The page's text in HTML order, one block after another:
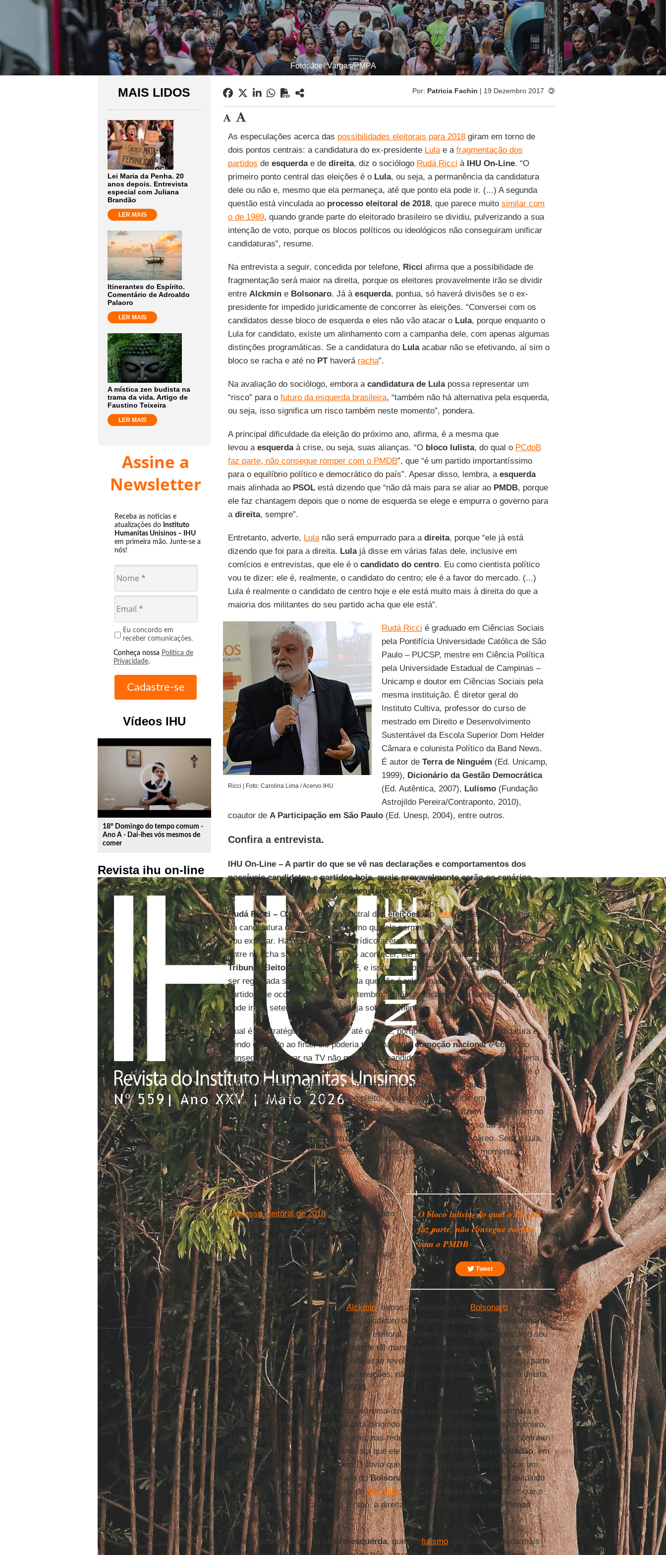
Foto: Joel Vargas/PMPA
MAIS LIDOS
Lei Maria da Penha. 20
anos depois. Entrevista
especial com Juliana
Brandão
LER MAIS
Itinerantes do Espírito.
Comentário de Adroaldo
Palaoro
LER MAIS
A mística zen budista na
trama da vida. Artigo de
Faustino Teixeira
LER MAIS
Assine a
Newsletter
Receba as notícias e
atualizações do Instituto
Humanitas Unisinos – IHU
em primeira mão. Junte-se a
nós!
Eu concordo em
receber comunicações.
Conheça nossa Política de
Privacidade.
Vídeos IHU
play_circle_outline
18º Domingo do tempo comum -
Ano A - Dai-lhes vós mesmos de
comer
Revista ihu on-line
Por: Patricia Fachin | 19 Dezembro 2017
As especulações acerca das possibilidades eleitorais para 2018giram em torno de
dois pontos centrais: a candidatura do ex-presidente Lulae a fragmentação dos
partidos de esquerdae de direita, diz o sociólogo Rudá Ricci à IHU On-Line. “O
primeiro ponto central das eleições é o Lula, ou seja, a permanência da candidatura
dele ou não e, mesmo que ela permaneça, até que ponto ela pode ir. (...) A segunda
questão está vinculada ao processo eleitoral de 2018, que parece muito similar com
o de 1989, quando grande parte do eleitorado brasileiro se dividiu, pulverizando a sua
intenção de voto, porque os blocos políticos ou ideológicos não conseguiram unificar
candidaturas”, resume.
Na entrevista a seguir, concedida por telefone, Ricci afirma que a possibilidade de
fragmentação será maior na direita, porque os eleitores provavelmente irão se dividir
entre Alckmine Bolsonaro. Já à esquerda, pontua, só haverá divisões se o ex-
presidente for impedido juridicamente de concorrer às eleições. “Conversei com os
candidatos desse bloco de esquerda e eles não vão atacar o Lula, porque enquanto o
Lula for candidato, existe um alinhamento com a campanha dele, com apenas algumas
distinções programáticas. Se a candidatura do Lulaacabar não se efetivando, aí sim o
bloco se racha e até no PThaverá racha”.
Na avaliação do sociólogo, embora a candidatura de Lulapossa representar um
“risco” para o futuro da esquerda brasileira, “também não há alternativa pela esquerda,
ou seja, isso significa um risco também neste momento”, pondera.
A principal dificuldade da eleição do próximo ano, afirma, é a mesma que
levou a esquerdaà crise, ou seja, suas alianças. “O bloco lulista, do qual o PCdoB
faz parte, não consegue romper com o PMDB”, que “é um partido importantíssimo
para o equilíbrio político e democrático do país”. Apesar disso, lembra, a esquerda
mais alinhada ao PSOLestá dizendo que “não dá mais para se aliar ao PMDB, porque
ele faz chantagem depois que o nome de esquerda se elege e empurra o governo para
a direita, sempre”.
Entretanto, adverte, Lulanão será empurrado para a direita, porque “ele já está
dizendo que foi para a direita. Lulajá disse em várias falas dele, inclusive em
comícios e entrevistas, que ele é o candidato do centro. Eu como cientista político
vou te dizer: ele é, realmente, o candidato do centro; ele é a favor do mercado. (...)
Lula é realmente o candidato de centro hoje e ele está muito mais à direita do que a
maioria dos militantes do seu partido acha que ele está”.
Ricci | Foto: Carolina Lima / Acervo IHU
Rudá Ricci é graduado em Ciências Sociais
pela Pontifícia Universidade Católica de São
Paulo – PUCSP, mestre em Ciência Política
pela Universidade Estadual de Campinas –
Unicamp e doutor em Ciências Sociais pela
mesma instituição. É diretor geral do
Instituto Cultiva, professor do curso de
mestrado em Direito e Desenvolvimento
Sustentável da Escola Superior Dom Helder
Câmara e colunista Político da Band News.
É autor de Terra de Ninguém (Ed. Unicamp,
1999), Dicionário da Gestão Democrática
(Ed. Autêntica, 2007), Lulismo(Fundação
Astrojildo Pereira/Contraponto, 2010),
coautor de A Participação em São Paulo(Ed. Unesp, 2004), entre outros.
Confira a entrevista.
IHU On-Line – A partir do que se vê nas declarações e comportamentos dos
possíveis candidatos e partidos hoje, quais provavelmente serão os cenários
possíveis para as eleições presidenciais de 2018?
Rudá Ricci –O primeiro ponto central daseleiçõesé oLula, ou seja, a permanência
da candidatura dele ou não e, mesmo que ela permaneça, até que ponto ela pode ir.
Vou explicar. Há todo um debate jurídico acerca do que vai acontecer caso o Lula
entre na ficha suja. Mesmo se isso acontecer, ele poderá entrar com recurso junto ao
Tribunal Eleitoral e depois noSTF, e isso faria com que a candidatura dele pudesse
ser registrada sub judice. A segunda questão é relacionada à troca de candidatos no
partido, que ocorre em início de setembro. Então, teoricamente a candidatura dele
pode ir até setembro caso ela esteja sob julgamento.
Qual é a estratégia doLula
? É ir até o limite, porque indo ao limite da candidatura e
sendo cassado ao final, ele poderia trabalhar umacomoção nacionale com isso
conseguir continuar na TV não mais como candidato, mas como se fosse, e poderia
transferir os seus votos para outro nome. Neste momento o nome preferido dele é o
Jaques Wagner, ex-ministro e ex-governador da Bahia. Mesmo que o
não
consiga manter a candidatura até o pleito, o nome dele vai decidir em muito as
eleições porque, segundo oDatafolha, 30% das pessoas que dizem que votariam no
Lulatambém dizem que votariam no candidato indicado por ele. Isso dá 10% do
eleitorado, e com esse percentualLula
já coloca outra pessoa no páreo. Sem o Lula,
os outros candidatos têm só 15% da preferência do eleitorado até o momento.
Fragmentações
O bloco lulista, do qual o PCdoB
faz parte, não consegue romper
com o PMDB
Tweet
A segunda questão está vinculada ao
processo eleitoral de 2018, que parece muito
similar com o de 1989, quando grande parte
do eleitorado brasileiro se dividiu,
pulverizando a sua intenção de voto, porque
os blocos políticos ou ideológicos não
conseguiram unificar candidaturas. Estou
querendo dizer o seguinte: no
campo da
direita
, além da candidatura doAlckmin, temos a candidatura do Bolsonaro. Alguns
podem dizer que Alckminnão é um candidato deextrema-direitacomo o Bolsonaro,
porém, do ponto de vista da estratégia eleitoral,Alckmin Bolsonaro como seu
principal adversário neste momento, de tal maneira que ele identifica que parte do
eleitorado do
Bolsonaro – e as pesquisas revelam isso – era doPSDB. Ou seja, parte
do eleitorado doPSDB
das últimas eleições, não tendo outra alternativa mais à direita,
votava noanti-Lula , que era o PSDB.
Agora, como tem um candidato da extrema-direita, esses eleitores migraram para o
Bolsonaro
. Então, o Alckmin
já está dirigindo suas baterias para atacar o Bolsonaro.
Já vimos nas últimas semanas como, nas redes sociais, pipocaram matérias contra o
Bolsonaro, divulgando uma entrevista que ele teria dado em 1999 para o Estadão, em
que dizia que gostava doChávez. É óbvio que essa é uma matéria para colocar em
dúvida o alinhamento do eleitorado doBolsonaro com ele. A direitaestá se dividindo
muito e já se cogita a candidatura doMeirelles, e o César Maia
acaba de dizer que o
DEM tem que ter um candidato. Então, a direita vai se fragmentar em pelo menos
quatro candidatos.
Do lado da esquerda , do centro-esquerda, que é o lulismo, até uma esquerda mais